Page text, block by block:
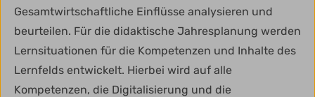
Gesamtwirtschaftliche Einflüsse analysieren und
beurteilen. Für die didaktische Jahresplanung werden
Lernsituationen für die Kompetenzen und Inhalte des
Lernfelds entwickelt. Hierbei wird auf alle
Kompetenzen, die Digitalisierung und die